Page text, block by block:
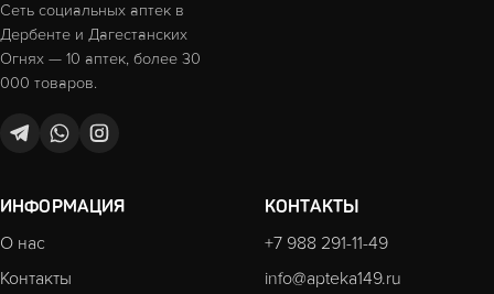
Сеть социальных аптек в
Дербенте и Дагестанских
Огнях — 10 аптек, более 30
000 товаров.
ИНФОРМАЦИЯ
О нас
Контакты
КОНТАКТЫ
+7 988 291-11-49
info@apteka149.ru